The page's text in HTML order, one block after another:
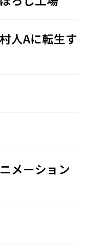
人Aに転生す
メーション